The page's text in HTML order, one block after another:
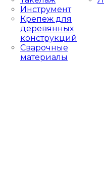
Инструмент
Крепеж для
деревянных
конструкций
Сварочные
материалы